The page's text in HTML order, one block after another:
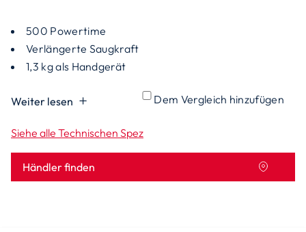
500 Powertime
Verlängerte Saugkraft
1,3 kg als Handgerät
Weiter lesen Dem Vergleich hinzufügen
Siehe alle Technischen Spez
Händler finden